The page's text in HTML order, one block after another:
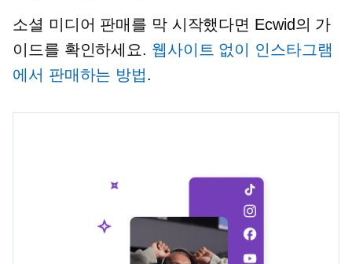
소셜 미디어 판매를 막 시작했다면 Ecwid의 가
이드를 확인하세요. 웹사이트 없이 인스타그램
에서 판매하는 방법.